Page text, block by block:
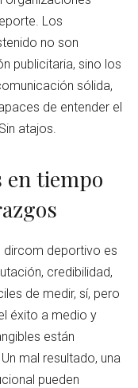
Los
no son
publicitaria, sino los
sólida,
de entender el
atajos.
en tiempo
dircom deportivo es
credibilidad,
de medir, sí, pero
éxito a medio y
están
mal resultado, una
pueden